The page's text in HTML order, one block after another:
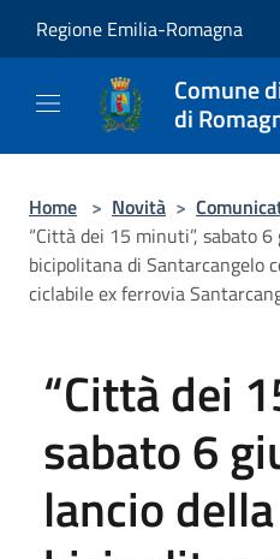
Regione Emilia-Romagna
Comune
di
Home > Novità >
“Città dei 15 minuti”, sabato
bicipolitana di Santarcangelo
ciclabile ex ferrovia
“Città dei
sabato 6
lancio della